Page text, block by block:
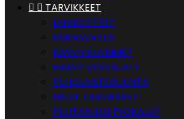
  TARVIKKEET
LANNOITTEET
ESIKASVATUS
KASVIVALAISIMET
HARVY VESIVILJELY
TUHOLAISTORJUNTA
MUUT TARVIKKEET
PUUTARHAN TYÖKALUT